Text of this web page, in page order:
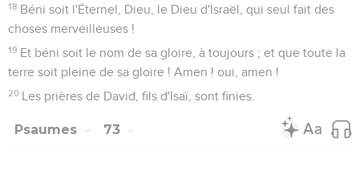
18 Béni soit l'Éternel, Dieu, le Dieu d'Israël, qui seul fait des
choses merveilleuses !
19 Et béni soit le nom de sa gloire, à toujours ; et que toute la
terre soit pleine de sa gloire ! Amen ! oui, amen !
20 Les prières de David, fils d'Isaï, sont finies.
Psaumes 73